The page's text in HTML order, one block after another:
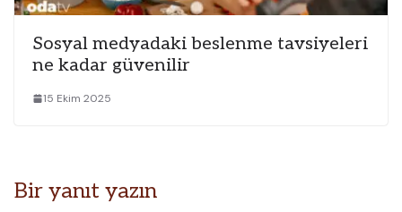
Sosyal medyadaki beslenme tavsiyeleri
ne kadar güvenilir
15 Ekim 2025
Bir yanıt yazın